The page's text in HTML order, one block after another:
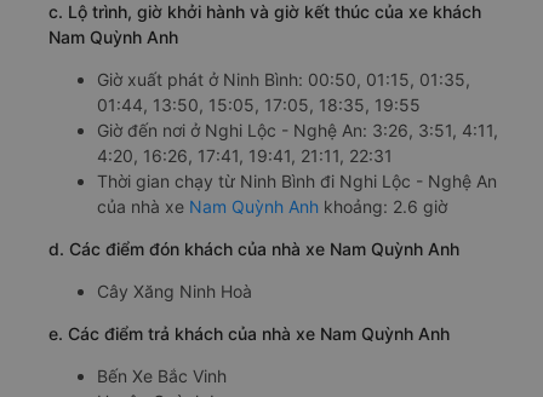
c. Lộ trình, giờ khởi hành và giờ kết thúc của xe khách
Nam Quỳnh Anh
Giờ xuất phát ở Ninh Bình: 00:50, 01:15, 01:35,
01:44, 13:50, 15:05, 17:05, 18:35, 19:55
Giờ đến nơi ở Nghi Lộc - Nghệ An: 3:26, 3:51, 4:11,
4:20, 16:26, 17:41, 19:41, 21:11, 22:31
Thời gian chạy từ Ninh Bình đi Nghi Lộc - Nghệ An
của nhà xe Nam Quỳnh Anh khoảng: 2.6 giờ
d. Các điểm đón khách của nhà xe Nam Quỳnh Anh
Cây Xăng Ninh Hoà
e. Các điểm trả khách của nhà xe Nam Quỳnh Anh
Bến Xe Bắc Vinh